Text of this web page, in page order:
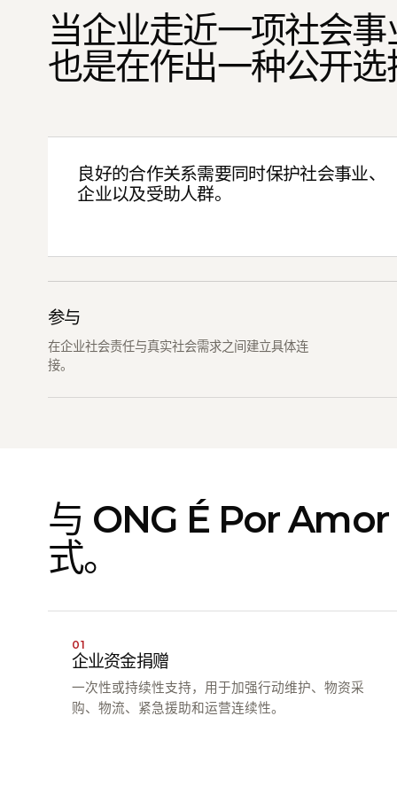
当企业走近一项社会
也是在作出一种公开选
良好的合作关系需要同时保护社会事业、
企业以及受助人群。
参与
在企业社会责任与真实社会需求之间建立具体连
接。
与 ONG É Por Amor
式。
01
企业资金捐赠
一次性或持续性支持，用于加强行动维护、物资采
购、物流、紧急援助和运营连续性。